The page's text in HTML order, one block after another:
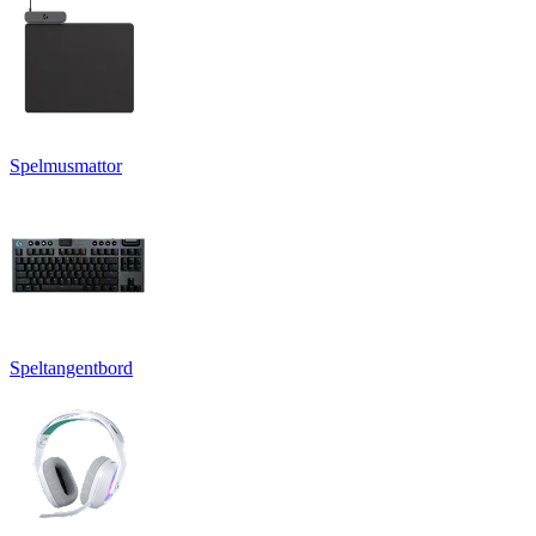
Spelmusmattor
Speltangentbord